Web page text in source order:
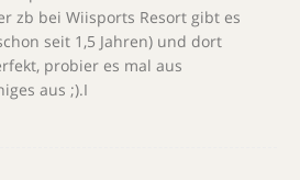
zb bei Wiisports Resort gibt es
seit 1,5 Jahren) und dort
probier es mal aus
aus ;).I